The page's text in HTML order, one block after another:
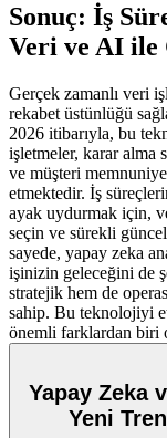
Sonuç: İş
Veri ve AI
Gerçek zamanlı veri
rekabet üstünlüğü
2026 itibarıyla, bu
işletmeler, karar alma
ve müşteri
etmektedir. İş
ayak uydurmak için,
seçin ve sürekli
sayede, yapay zeka
işinizin geleceğini de
stratejik hem de
sahip. Bu teknolojiyi
önemli farklardan biri
Yapay Zeka
Yeni